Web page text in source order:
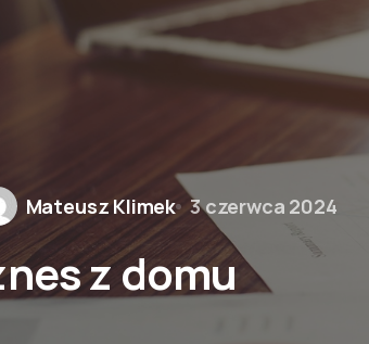
Mateusz Klimek 3 czerwca 2024
z domu